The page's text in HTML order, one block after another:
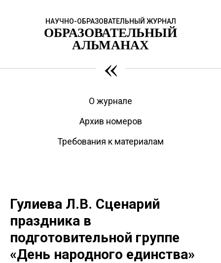
НАУЧНО-ОБРАЗОВАТЕЛЬНЫЙ ЖУРНАЛ
ОБРАЗОВАТЕЛЬНЫЙ
АЛЬМАНАХ
«
О журнале
Архив номеров
Требования к материалам
Гулиева Л.В. Сценарий
праздника в
подготовительной группе
«День народного единства»